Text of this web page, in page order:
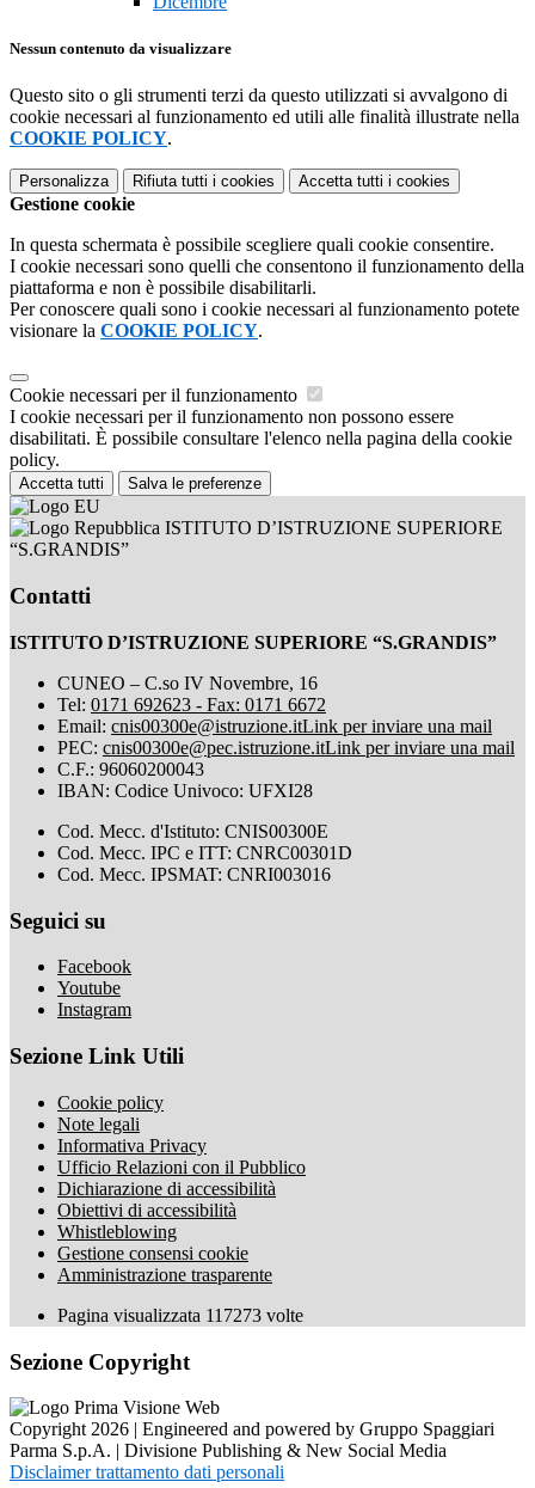
Nessun contenuto da visualizzare
Questo sito o gli strumenti terzi da questo utilizzati si avvalgono di
cookie necessari al funzionamento ed utili alle finalità illustrate nella
COOKIE POLICY.
Personalizza Rifiuta tutti i cookies Accetta tutti i cookies
Gestione cookie
In questa schermata è possibile scegliere quali cookie consentire.
I cookie necessari sono quelli che consentono il funzionamento della
piattaforma e non è possibile disabilitarli.
Per conoscere quali sono i cookie necessari al funzionamento potete
visionare la COOKIE POLICY.
Cookie necessari per il funzionamento
I cookie necessari per il funzionamento non possono essere
disabilitati. È possibile consultare l'elenco nella pagina della cookie
policy.
Accetta tutti Salva le preferenze
ISTITUTO D’ISTRUZIONE SUPERIORE
“S.GRANDIS”
Contatti
ISTITUTO D’ISTRUZIONE SUPERIORE “S.GRANDIS”
CUNEO – C.so IV Novembre, 16
Tel: 0171 692623 - Fax: 0171 6672
Email: cnis00300e@istruzione.itLink per inviare una mail
PEC: cnis00300e@pec.istruzione.itLink per inviare una mail
C.F.: 96060200043
IBAN: Codice Univoco: UFXI28
Cod. Mecc. d'Istituto: CNIS00300E
Cod. Mecc. IPC e ITT: CNRC00301D
Cod. Mecc. IPSMAT: CNRI003016
Seguici su
Facebook
Youtube
Instagram
Sezione Link Utili
Cookie policy
Note legali
Informativa Privacy
Ufficio Relazioni con il Pubblico
Dichiarazione di accessibilità
Obiettivi di accessibilità
Whistleblowing
Gestione consensi cookie
Amministrazione trasparente
Pagina visualizzata 117273 volte
Sezione Copyright
Copyright 2026 | Engineered and powered by Gruppo Spaggiari
Parma S.p.A. | Divisione Publishing & New Social Media
Disclaimer trattamento dati personali